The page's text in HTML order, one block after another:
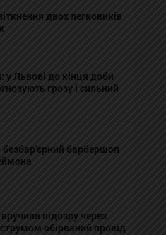
двох легковиків
Львові до кінця доби
грозу і сильний
барбершоп
підозру через
обірваний провід